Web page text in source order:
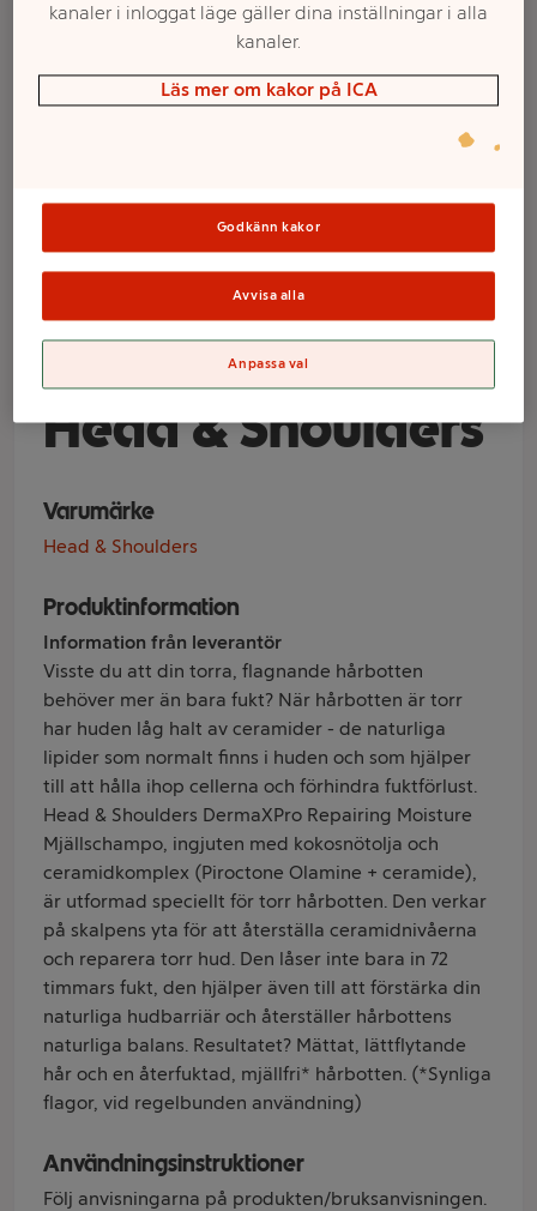
Mjällschampo
DermaXpro
Repairing
Moisture 250ml
Head & Shoulders
Varumärke
Head & Shoulders
Produktinformation
Information från leverantör
Visste du att din torra, flagnande hårbotten
behöver mer än bara fukt? När hårbotten är torr
har huden låg halt av ceramider - de naturliga
lipider som normalt finns i huden och som hjälper
till att hålla ihop cellerna och förhindra fuktförlust.
Head & Shoulders DermaXPro Repairing Moisture
Mjällschampo, ingjuten med kokosnötolja och
ceramidkomplex (Piroctone Olamine + ceramide),
är utformad speciellt för torr hårbotten. Den verkar
på skalpens yta för att återställa ceramidnivåerna
och reparera torr hud. Den låser inte bara in 72
timmars fukt, den hjälper även till att förstärka din
naturliga hudbarriär och återställer hårbottens
naturliga balans. Resultatet? Mättat, lättflytande
hår och en återfuktad, mjällfri* hårbotten. (*Synliga
flagor, vid regelbunden användning)
Användningsinstruktioner
Följ anvisningarna på produkten/bruksanvisningen.
Välj butik och handla
Sortimentet kan variera mellan butikerna
kanaler i inloggat läge gäller dina inställningar i alla
kanaler.
Läs mer om kakor på ICA
Godkänn kakor
Avvisa alla
Anpassa val